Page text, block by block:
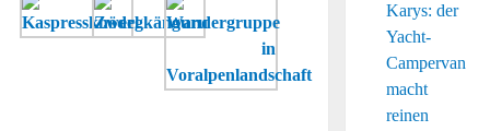
Tierarten
zum
pur
bei
den
Karys: der
Yacht-
Campervan
macht
reinen